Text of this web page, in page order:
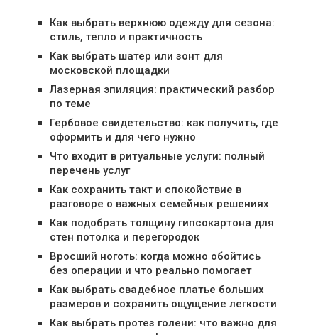
Как выбрать верхнюю одежду для сезона:
стиль, тепло и практичность
Как выбрать шатер или зонт для
московской площадки
Лазерная эпиляция: практический разбор
по теме
Гербовое свидетельство: как получить, где
оформить и для чего нужно
Что входит в ритуальные услуги: полный
перечень услуг
Как сохранить такт и спокойствие в
разговоре о важных семейных решениях
Как подобрать толщину гипсокартона для
стен потолка и перегородок
Вросший ноготь: когда можно обойтись
без операции и что реально помогает
Как выбрать свадебное платье больших
размеров и сохранить ощущение легкости
Как выбрать протез голени: что важно для